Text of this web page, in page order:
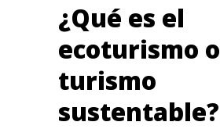
¿Qué es el
ecoturismo o
turismo
sustentable?